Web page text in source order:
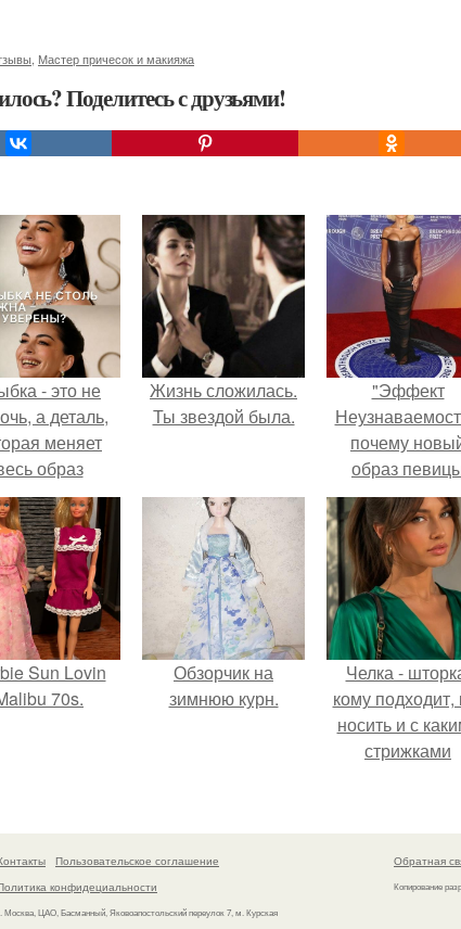
Мастер причесок и макияжа
Поделитесь с друзьями!
- это не
а деталь,
меняет
образ
человека.
Жизнь сложилась.
Ты звездой была.
"Эффект
почему
образ
вызвал
гранях
возможного?
Sun Lovin
70s.
Обзорчик на
зимнюю курн.
Челка -
кому подходит,
носить и с
стрижками
Пользовательское соглашение
конфидециальности
Москва, ЦАО, Басманный, Яковоапостольский переулок 7, м. Курская
Обратная
Копирование